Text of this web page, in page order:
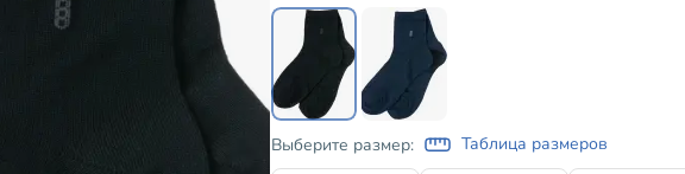
Выберите размер: Таблица размеров